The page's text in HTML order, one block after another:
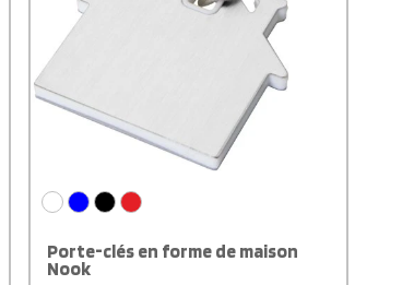
Porte-clés en forme de maison
Nook